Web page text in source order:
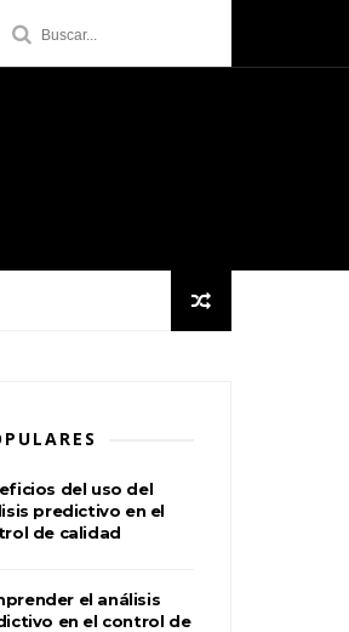
del uso del
predictivo en el
de calidad
el análisis
en el control de